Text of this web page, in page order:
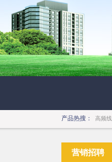
产品热搜： 高频线
营销招聘